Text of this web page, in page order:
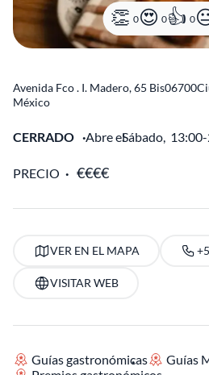
0 0 0
Avenida Fco . I. Madero, 65 Bis06700
México
CERRADO Abre elSábado,
PRECIO
VER EN EL MAPA
VISITAR WEB
Guías gastronómicas
Guías